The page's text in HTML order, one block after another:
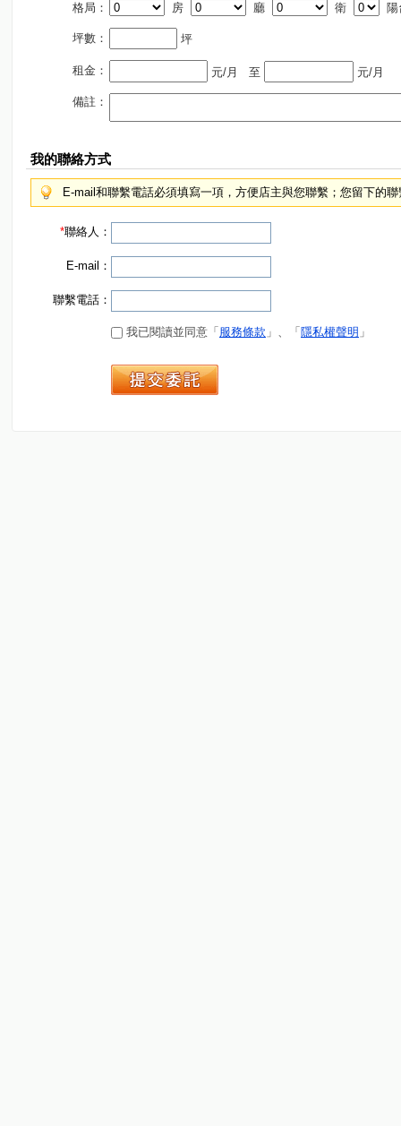
格局： 房 廳 衛 陽
坪數： 坪
租金： 元/月 至 元/月
備註：
我的聯絡方式
E-mail和聯繫電話必須填寫一項，方便店主與您聯繫；您留下的
*聯絡人：
E-mail：
聯繫電話：
我已閱讀並同意「 服務條款 」、「 隱私權聲明 」